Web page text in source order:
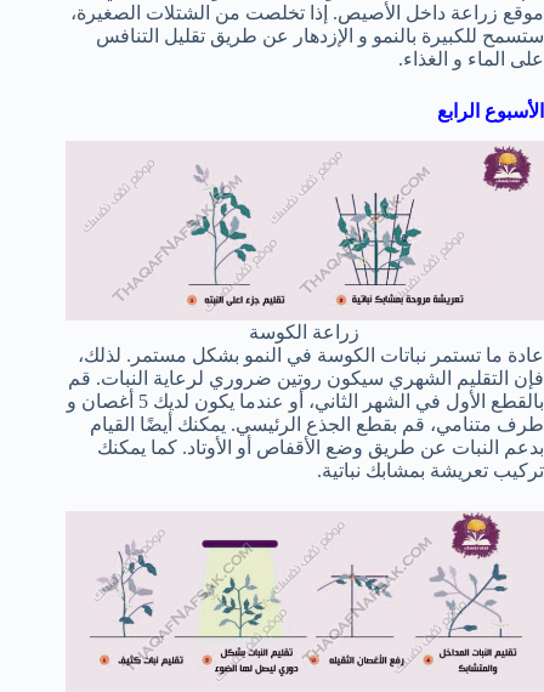
موقع زراعة داخل الأصيص. إذا تخلصت من الشتلات الصغيرة،
ستسمح للكبيرة بالنمو و الإزدهار عن طريق تقليل التنافس
على الماء و الغذاء.
الأسبوع الرابع
زراعة الكوسة
عادة ما تستمر نباتات الكوسة في النمو بشكل مستمر. لذلك،
فإن التقليم الشهري سيكون روتين ضروري لرعاية النبات. قم
بالقطع الأول في الشهر الثاني، أو عندما يكون لديك 5 أغصان و
طرف متنامي، قم بقطع الجذع الرئيسي. يمكنك أيضًا القيام
بدعم النبات عن طريق وضع الأقفاص أو الأوتاد. كما يمكنك
تركيب تعريشة بمشابك نباتية.